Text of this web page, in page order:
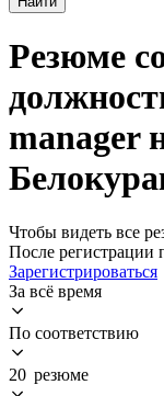
Резюме
manager
Чтобы видеть все
После регистрации
Зарегистрироваться
За всё время
По соответствию
20 резюме